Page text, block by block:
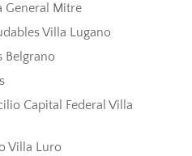
General Mitre
Villa Lugano
Belgrano
Capital Federal Villa
Villa Luro